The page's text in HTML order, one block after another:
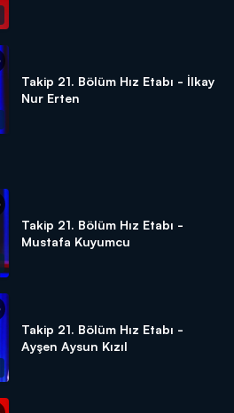
Takip 21. Bölüm Hız Etabı - İlkay
Nur Erten
Takip 21. Bölüm Hız Etabı -
Mustafa Kuyumcu
Takip 21. Bölüm Hız Etabı -
Ayşen Aysun Kızıl